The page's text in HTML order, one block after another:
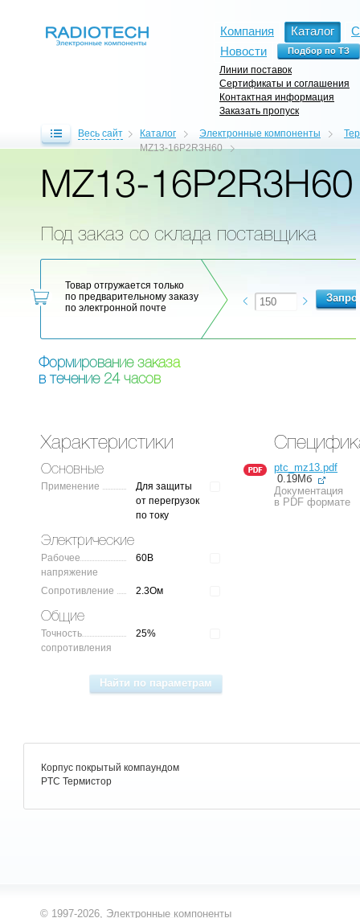
Компания Каталог
Новости
Линии поставок
Сертификаты и соглашения
Контактная информация
Заказать пропуск
Весь сайт Каталог Электронные компоненты
MZ13-16P2R3H60
MZ13-16P2R3H60
Под заказ со склада поставщика
Товар отгружается только
по предварительному заказу
по электронной почте
Формирование заказа
в течение 24 часов
Характеристики
Основные
Применение
Для защиты
от перегрузок
по току
Электрические
Рабочее
напряжение
60В
Сопротивление 2.3Ом
Общие
Точность
сопротивления
25%
ptc_mz13.pdf
0.19Мб
Документация
в PDF формате
Корпус покрытый компаундом
PTC Термистор
© 1997-2026, Электронные компоненты